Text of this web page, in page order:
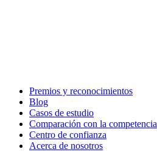
Premios y reconocimientos
Blog
Casos de estudio
Comparación con la competencia
Centro de confianza
Acerca de nosotros